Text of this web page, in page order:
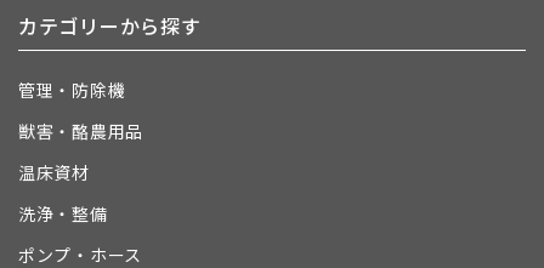
カテゴリーから探す
管理・防除機
獣害・酪農用品
温床資材
洗浄・整備
ポンプ・ホース